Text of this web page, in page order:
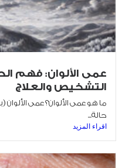
عمى الألوان: فهم
التشخيص والعلاج
حالة...
اقراء المزيد